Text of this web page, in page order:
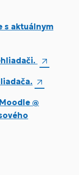
s aktuálnym
@